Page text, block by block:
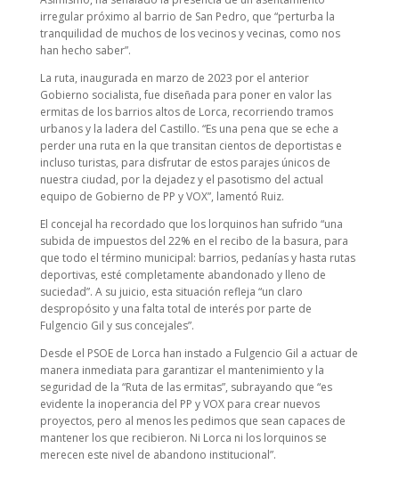
irregular próximo al barrio de San Pedro, que “perturba la
tranquilidad de muchos de los vecinos y vecinas, como nos
han hecho saber”.
La ruta, inaugurada en marzo de 2023 por el anterior
Gobierno socialista, fue diseñada para poner en valor las
ermitas de los barrios altos de Lorca, recorriendo tramos
urbanos y la ladera del Castillo. “Es una pena que se eche a
perder una ruta en la que transitan cientos de deportistas e
incluso turistas, para disfrutar de estos parajes únicos de
nuestra ciudad, por la dejadez y el pasotismo del actual
equipo de Gobierno de PP y VOX”, lamentó Ruiz.
El concejal ha recordado que los lorquinos han sufrido “una
subida de impuestos del 22% en el recibo de la basura, para
que todo el término municipal: barrios, pedanías y hasta rutas
deportivas, esté completamente abandonado y lleno de
suciedad”. A su juicio, esta situación refleja “un claro
despropósito y una falta total de interés por parte de
Fulgencio Gil y sus concejales”.
Desde el PSOE de Lorca han instado a Fulgencio Gil a actuar de
manera inmediata para garantizar el mantenimiento y la
seguridad de la “Ruta de las ermitas”, subrayando que “es
evidente la inoperancia del PP y VOX para crear nuevos
proyectos, pero al menos les pedimos que sean capaces de
mantener los que recibieron. Ni Lorca ni los lorquinos se
merecen este nivel de abandono institucional”.